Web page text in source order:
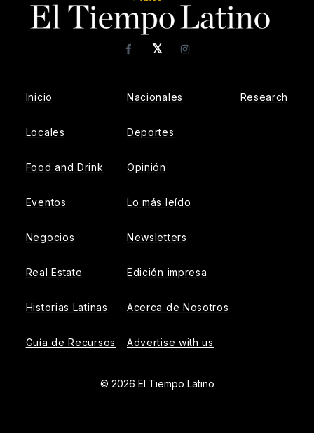
𝕏
FacebookInstagram
Inicio
Locales
Food and Drink
Eventos
Negocios
Real Estate
Historias Latinas
Guía de Recursos
Nacionales
Deportes
Opinión
Lo más leído
Newsletters
Edición impresa
Acerca de Nosotros
Advertise with us
Research
© 2026 El Tiempo Latino